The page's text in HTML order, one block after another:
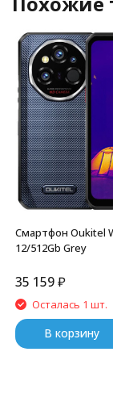
Смартфон Oukitel
12/512Gb Grey
35 159₽
Осталась 1 шт.
В корзину